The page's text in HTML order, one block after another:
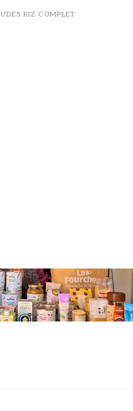
RIZ COMPLET